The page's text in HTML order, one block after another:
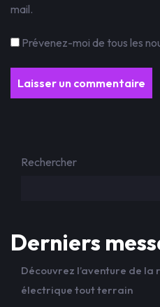
mail.
Prévenez-moi de tous les
Rechercher
Derniers
Découvrez l’aventure de
électrique tout terrain